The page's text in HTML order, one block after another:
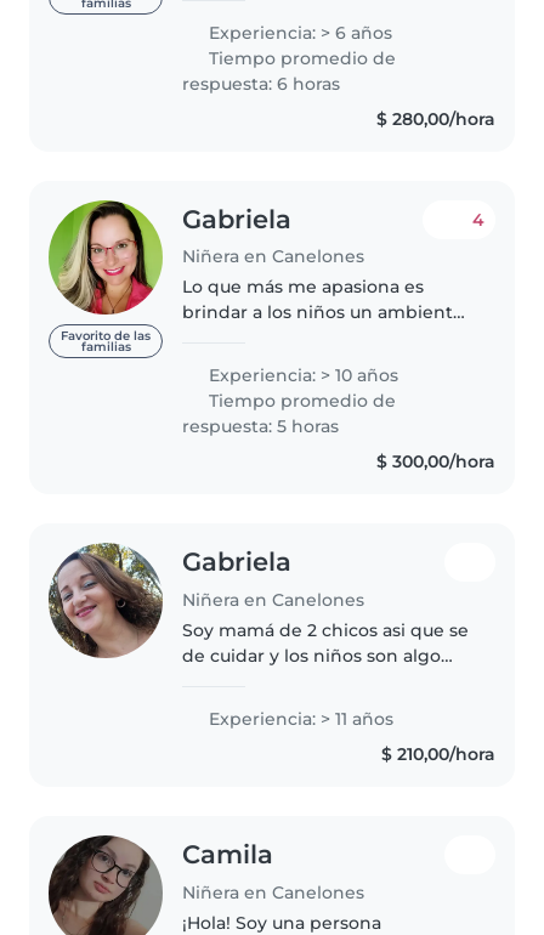
familias
familia argentina en cuidado y
limpieza. Después por hora.
Después 6..
Experiencia: > 6 años
Tiempo promedio de
respuesta: 6 horas
$ 280,00/hora
Favorito de las
familias
Gabriela
Niñera en Canelones
4
Lo que más me apasiona es
brindar a los niños un ambiente
puedan crecer y desarrollarse de
manera saludable. Disfruto
mucho de las actividades
lúdicas,..
Experiencia: > 10 años
Tiempo promedio de
respuesta: 5 horas
$ 300,00/hora
Gabriela
Niñera en Canelones
Soy mamá de 2 chicos asi que se
de cuidar y los niños son algo
vida sin haber sido mamá 🥰. Son
una ternura,estar con uno es
como que te llena el desea..
Experiencia: > 11 años
$ 210,00/hora
Camila
Niñera en Canelones
¡Hola! Soy una persona